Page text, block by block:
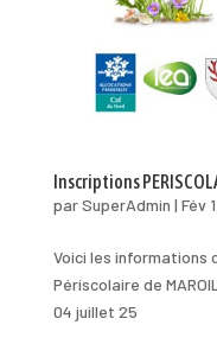
Inscriptions
parSuperAdmin | Fév
Voici les informations
Périscolaire de
04 juillet 25